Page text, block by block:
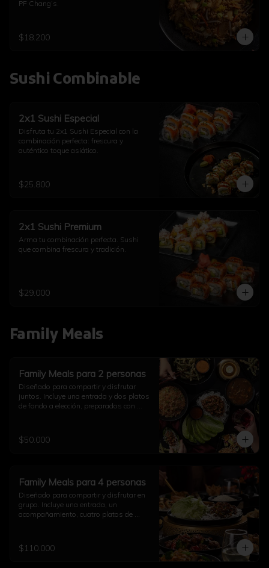
PF Chang’s.
$18.200
Sushi Combinable
2x1 Sushi Especial
Disfruta tu 2x1 Sushi Especial con la
combinación perfecta: frescura y
auténtico toque asiático.
$25.800
2x1 Sushi Premium
Arma tu combinación perfecta. Sushi
que combina frescura y tradición.
$29.000
Family Meals
Family Meals para 2 personas
Diseñado para compartir y disfrutar
juntos. Incluye una entrada y dos platos
de fondo a elección, preparados con
referencial)
$50.000
Family Meals para 4 personas
Diseñado para compartir y disfrutar en
grupo. Incluye una entrada, un
acompañamiento, cuatro platos de
asiático. Ideal para una comida
completa con familia y amigos (imagen
$110.000